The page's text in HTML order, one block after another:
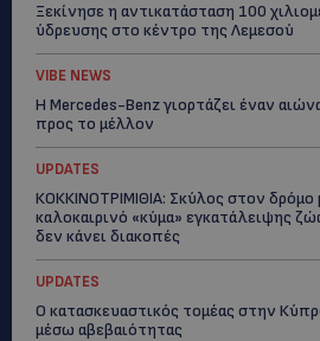
Ξεκίνησε η αντικατάσταση 100
ύδρευσης στο κέντρο της Λεμεσού
VIBE NEWS
Η Mercedes-Benz γιορτάζει έναν
προς το μέλλον
UPDATES
ΚΟΚΚΙΝΟΤΡΙΜΙΘΙΑ: Σκύλος στον
καλοκαιρινό «κύμα» εγκατάλειψης
δεν κάνει διακοπές
UPDATES
Ο κατασκευαστικός τομέας στην
μέσω αβεβαιότητας